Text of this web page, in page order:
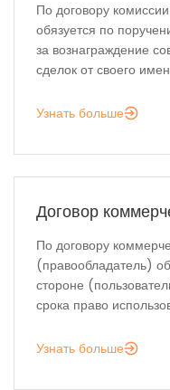
По договору
обязуется по
за вознаграждение
сделок от своего
Узнать больше
Договор
По договору
(правообладатель)
стороне
срока право
Узнать больше